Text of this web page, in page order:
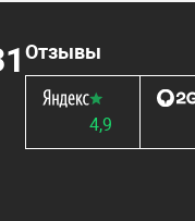
Отзывы
4,9